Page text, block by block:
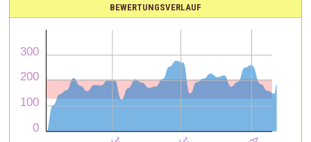
BEWERTUNGSVERLAUF